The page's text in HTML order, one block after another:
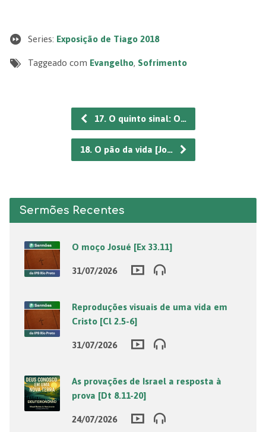
Series: Exposição de Tiago 2018
Taggeado com Evangelho, Sofrimento
17. O quinto sinal: O…
18. O pão da vida [Jo…
Sermões Recentes
O moço Josué [Ex 33.11]
31/07/2026
Reproduções visuais de uma vida em
Cristo [Cl 2.5-6]
31/07/2026
As provações de Israel a resposta à
prova [Dt 8.11-20]
24/07/2026